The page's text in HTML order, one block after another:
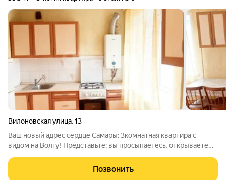
Вилоновская улица,13
Ваш новый адрес сердце Самары: 3комнатная квартира с
видом на Волгу! Представьте: вы просыпаетесь, открываете
панорама великой реки. А вечером вы выходите в тихий двор,
где дети играют на
Позвонить